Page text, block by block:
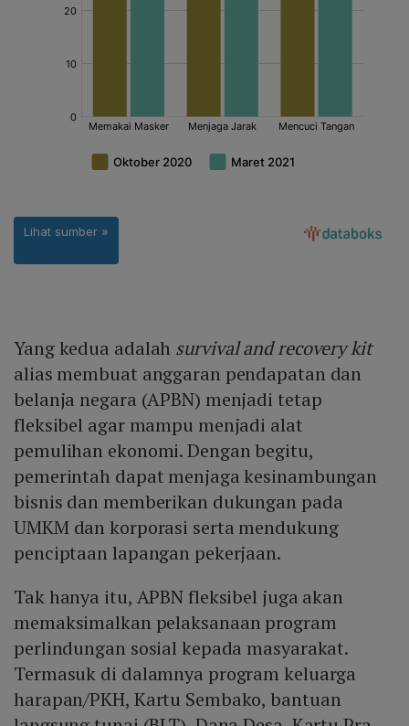
Yang kedua adalah survival and recoverykit
alias membuat anggaran pendapatan dan
belanja negara (APBN) menjadi tetap
fleksibel agar mampu menjadi alat
pemulihan ekonomi. Dengan begitu,
pemerintah dapat menjaga kesinambungan
bisnis dan memberikan dukungan pada
UMKM dan korporasi serta mendukung
penciptaan lapangan pekerjaan.
Tak hanya itu, APBN fleksibel juga akan
memaksimalkan pelaksanaan program
perlindungan sosial kepada masyarakat.
Termasuk di dalamnya program keluarga
harapan/PKH, Kartu Sembako, bantuan